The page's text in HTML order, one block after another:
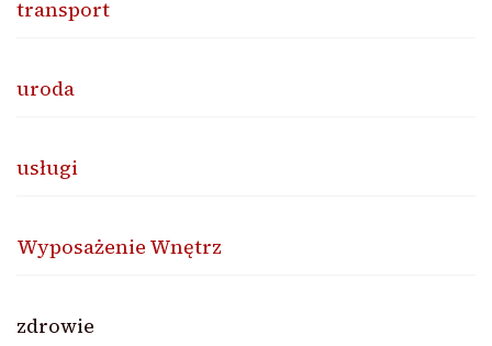
transport
uroda
usługi
Wyposażenie Wnętrz
zdrowie